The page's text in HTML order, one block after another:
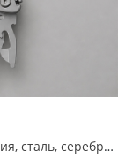
Мультитул Stinger, 113 х 22 мм, 21 функция, сталь, серебристый, в картонной коробке, в комплекте нейлоновый чехол